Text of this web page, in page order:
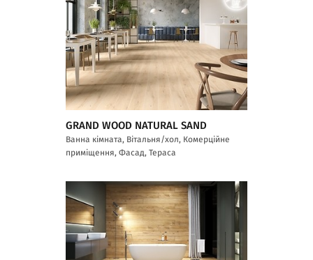
GRAND WOOD NATURAL SAND
Ванна кімната, Вітальня/хол, Комерційне
приміщення, Фасад, Тераса